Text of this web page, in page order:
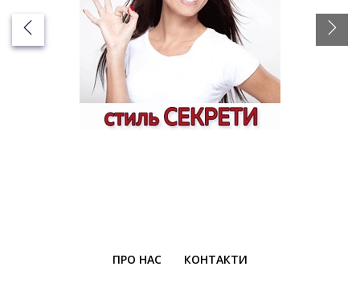
ПРО НАС КОНТАКТИ